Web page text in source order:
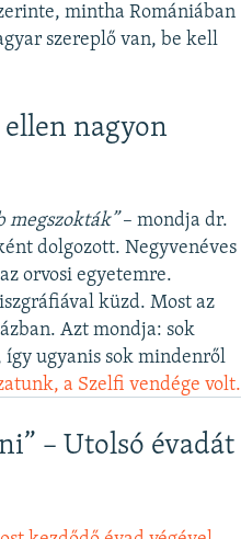
mintha Romániában
szereplő van, be kell
ellen nagyon
megszokták”– mondja dr.
dolgozott. Negyvenéves
orvosi egyetemre.
küzd. Most az
Azt mondja: sok
ugyanis sok mindenről
a Szelfi vendége volt.
– Utolsó évadát